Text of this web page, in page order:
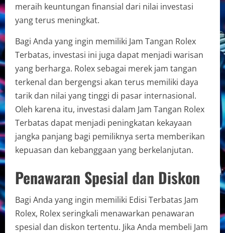
meraih keuntungan finansial dari nilai investasi
yang terus meningkat.
Bagi Anda yang ingin memiliki Jam Tangan Rolex
Terbatas, investasi ini juga dapat menjadi warisan
yang berharga. Rolex sebagai merek jam tangan
terkenal dan bergengsi akan terus memiliki daya
tarik dan nilai yang tinggi di pasar internasional.
Oleh karena itu, investasi dalam Jam Tangan Rolex
Terbatas dapat menjadi peningkatan kekayaan
jangka panjang bagi pemiliknya serta memberikan
kepuasan dan kebanggaan yang berkelanjutan.
Penawaran Spesial dan Diskon
Bagi Anda yang ingin memiliki Edisi Terbatas Jam
Rolex, Rolex seringkali menawarkan penawaran
spesial dan diskon tertentu. Jika Anda membeli Jam